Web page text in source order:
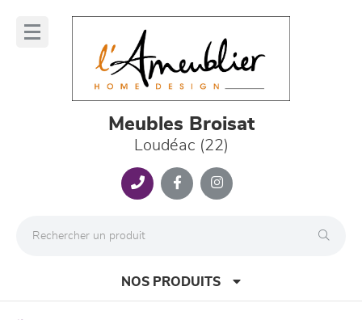
Meubles Broisat
Loudéac (22)
NOS PRODUITS